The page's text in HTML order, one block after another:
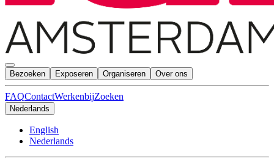
Bezoeken Exposeren Organiseren Over ons
FAQContactWerkenbijZoeken
Nederlands
English
Nederlands